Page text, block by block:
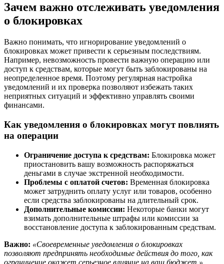
Зачем важно отслеживать уведомления
о блокировках
Важно понимать, что игнорирование уведомлений о
блокировках может привести к серьезным последствиям.
Например, невозможность провести важную операцию или
доступ к средствам, которые могут быть заблокированы на
неопределенное время. Поэтому регулярная настройка
уведомлений и их проверка позволяют избежать таких
неприятных ситуаций и эффективно управлять своими
финансами.
Как уведомления о блокировках могут повлиять
на операции
Ограничение доступа к средствам: Блокировка может
приостановить вашу возможность распоряжаться
деньгами в случае экстренной необходимости.
Проблемы с оплатой счетов: Временная блокировка
может затруднить оплату услуг или товаров, особенно
если средства заблокированы на длительный срок.
Дополнительные комиссии: Некоторые банки могут
взимать дополнительные штрафы или комиссии за
восстановление доступа к заблокированным средствам.
Важно: «Своевременные уведомления о блокировках
позволяют предпринять необходимые действия до того, как
ограничение окажет серьезное влияние на ваш бюджет.»